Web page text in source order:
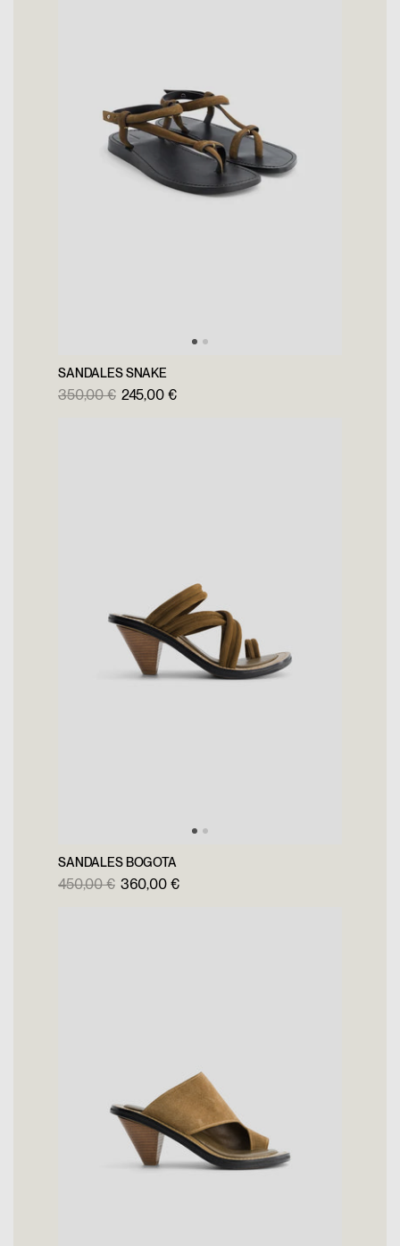
SANDALES SNAKE
350,00 € 245,00 €
SANDALES BOGOTA
450,00 € 360,00 €
English
Je m'inscris